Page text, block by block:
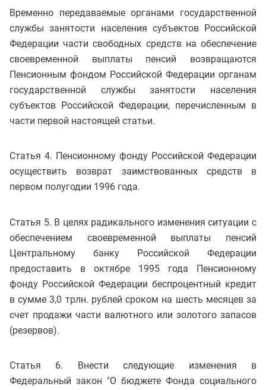
Временно передаваемые органами государственной
службы занятости населения субъектов Российской
Федерации части свободных средств на обеспечение
своевременной выплаты пенсий возвращаются
Пенсионным фондом Российской Федерации органам
государственной службы занятости населения
субъектов Российской Федерации, перечисленным в
части первой настоящей статьи.
Статья 4. Пенсионному фонду Российской Федерации
осуществить возврат заимствованных средств в
первом полугодии 1996 года.
Статья 5. В целях радикального изменения ситуации с
обеспечением своевременной выплаты пенсий
Центральному банку Российской Федерации
предоставить в октябре 1995 года Пенсионному
фонду Российской Федерации беспроцентный кредит
в сумме 3,0 трлн. рублей сроком на шесть месяцев за
счет продажи части валютного или золотого запасов
(резервов).
Статья 6. Внести следующие изменения в
Федеральный закон "О бюджете Фонда социального